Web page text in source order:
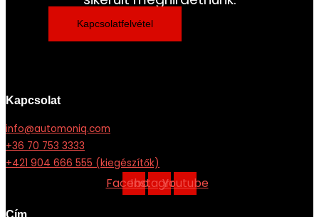
Kapcsolatfelvétel
Kapcsolat
info@automoniq.com
+36 70 753 3333
+421 904 666 555 (kiegészítők)
Facebook
Instagram
Youtube
Cím